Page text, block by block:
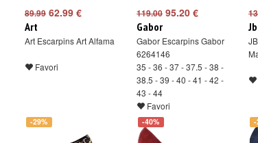
89.99 62.99 €
Art
Art Escarpins Art Alfama
Favori
119.00 95.20 €
Gabor
Gabor Escarpins Gabor
6264146
35 - 36 - 37 - 37.5 - 38 -
38.5 - 39 - 40 - 41 - 42 -
43 - 44
Favori
-29% -40% -